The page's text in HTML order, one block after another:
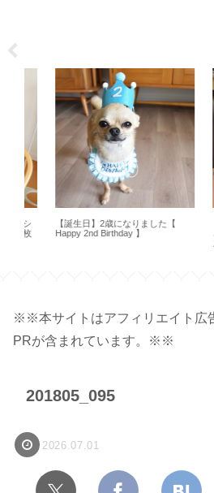
【誕生日】2歳になりました【
Happy 2nd Birthday 】
【
どれ
ズ選
※※本サイトはアフィリエイト広
PRが含まれています。※※
201805_095
2026.07.01